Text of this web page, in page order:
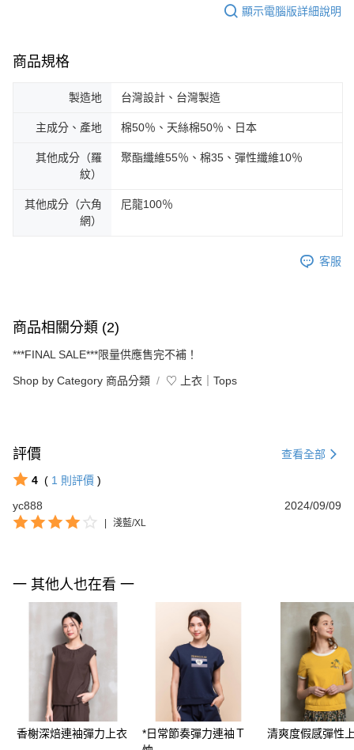
顯示電腦版詳細說明
商品規格
製造地 台灣設計、台灣製造
主成分、產地 棉50％、天絲棉50％、日本
其他成分（羅
紋）
聚酯纖維55％、棉35、彈性纖維10％
其他成分（六角
網）
尼龍100％
客服
商品相關分類 (2)
***FINAL SALE***限量供應售完不補！
Shop by Category 商品分類 ♡ 上衣｜Tops
評價 查看全部
4 ( 1 則評價 )
yc888
2024/09/09
淺藍/XL
一 其他人也在看 一
香榭深焙連袖彈力上衣
*日常節奏彈力連袖Ｔ
清爽度假感彈性